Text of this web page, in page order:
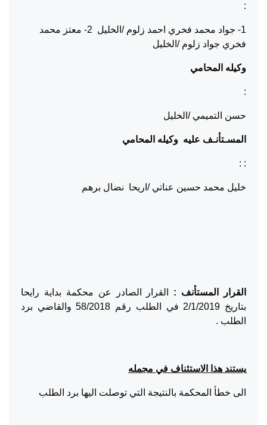
:
1- جواد محمد فخري احمد زلوم /الخليل 2- معتز محمد
فخري جواد زلوم /الخليل
وكيله المحامي
:
حسن التميمي /الخليل
المسـتأنـف عليه وكيله المحامي
: :
خليل محمد حسين عناتي /اريحا نضال برهم
القرار المستأنف :
القرار الصادر عن محكمة بداية رايحا
بتاريخ 2/1/2019 في الطلب رقم 58/2018 والقاضي برد
الطلب .
يستند هذا الاستئناف في مجمله
الى خطأ المحكمة بالنتيجة التي توصلت اليها برد الطلب